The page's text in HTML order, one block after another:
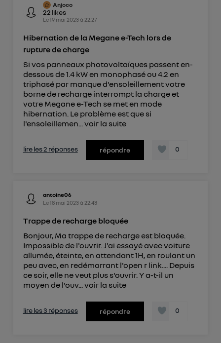
Anjoco
22 likes
Le19 mai 2023 à 22:27
Hibernation de la Megane e-Tech lors de
rupture de charge
Si vos panneaux photovoltaïques passent en-
dessous de 1.4 kW en monophasé ou 4.2 en
triphasé par manque d'ensoleillement votre
borne de recharge interrompt la charge et
votre Megane e-Tech se met en mode
hibernation. Le problème est que si
l'ensoleillemen... voir la suite
lire les 2 réponses répondre 0
antoine06
Le18 mai 2023 à 22:43
Trappe de recharge bloquée
Bonjour, Ma trappe de recharge est bloquée.
Impossible de l'ouvrir. J'ai essayé avec voiture
allumée, éteinte, en attendant 1H, en roulant un
peu avec, en redémarrant l'open r link.... Depuis
ce soir, elle ne veut plus s'ouvrir. Y a-t-il un
moyen de l'ouv...voir la suite
lire les 3 réponses répondre 0